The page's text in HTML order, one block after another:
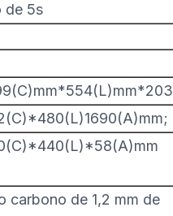
de 5s
carbono de 1,2 mm de